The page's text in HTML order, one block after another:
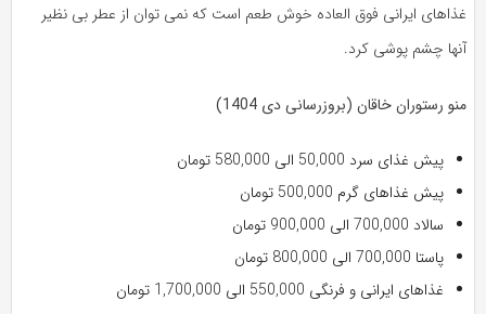
غذاهای ایرانی فوق العاده خوش طعم است که نمی توان از عطر بی نظیر
آنها چشم پوشی کرد.
منو رستوران خاقان (بروزرسانی دی 1404)
پیش غذای سرد 50,000 الی 580,000 تومان
پیش غذاهای گرم 500,000 تومان
سالاد 700,000 الی 900,000 تومان
پاستا 700,000 الی 800,000 تومان
غذاهای ایرانی و فرنگی 550,000 الی 1,700,000 تومان